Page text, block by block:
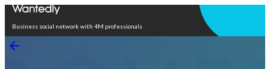
Business social network with 4M professionals